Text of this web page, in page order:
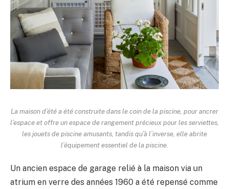
La maison d’été a été construite dans le coin de la piscine, pour ancrer
l’espace et offre un espace de rangement précieux pour les serviettes,
les jouets de piscine amusants, tandis qu’à l’inverse, elle abrite
l’équipement essentiel de la piscine.
Un ancien espace de garage relié à la maison via un
atrium en verre des années 1960 a été repensé comme